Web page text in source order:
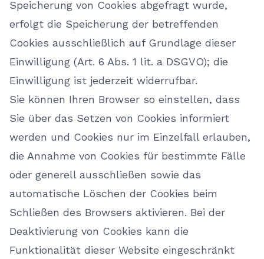
Speicherung von Cookies abgefragt wurde,
erfolgt die Speicherung der betreffenden
Cookies ausschließlich auf Grundlage dieser
Einwilligung (Art. 6 Abs. 1 lit. a DSGVO); die
Einwilligung ist jederzeit widerrufbar.
Sie können Ihren Browser so einstellen, dass
Sie über das Setzen von Cookies informiert
werden und Cookies nur im Einzelfall erlauben,
die Annahme von Cookies für bestimmte Fälle
oder generell ausschließen sowie das
automatische Löschen der Cookies beim
Schließen des Browsers aktivieren. Bei der
Deaktivierung von Cookies kann die
Funktionalität dieser Website eingeschränkt